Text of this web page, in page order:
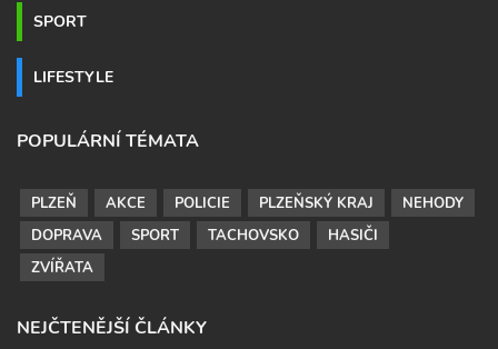
SPORT
LIFESTYLE
POPULÁRNÍ TÉMATA
PLZEŇ AKCE POLICIE PLZEŇSKÝ KRAJ
NEHODY
DOPRAVA
SPORT TACHOVSKO
HASIČI
ZVÍŘATA
NEJČTENĚJŠÍ ČLÁNKY